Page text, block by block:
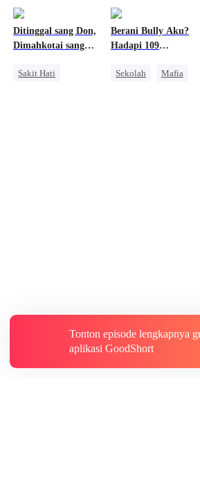
Ditinggal sang Don,
Dimahkotai sang
Sakit Hati
Berani Bully Aku?
Hadapi 109
Sekolah
Mafia
Tonton episode lengkapnya
aplikasi GoodShort